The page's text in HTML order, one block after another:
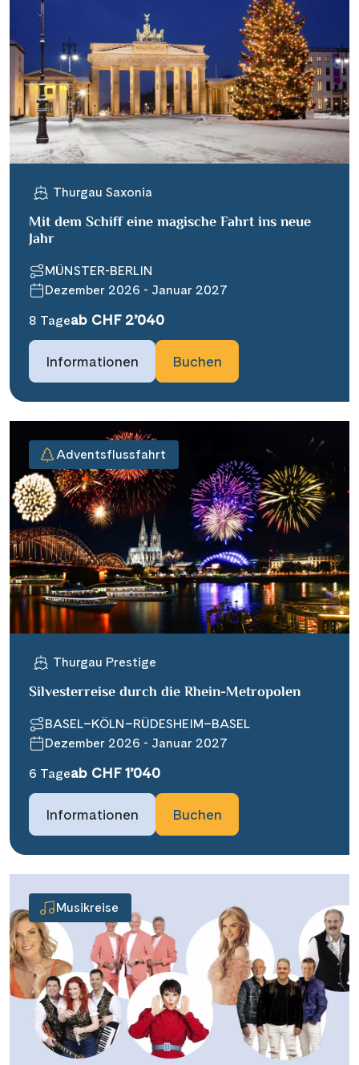
Thurgau Saxonia
Mit dem Schiff eine magische Fahrt ins neue
Jahr
MÜNSTER-BERLIN
Dezember 2026 - Januar 2027
8 Tageab CHF 2’040
Informationen Buchen
Adventsflussfahrt
Thurgau Prestige
Silvesterreise durch die Rhein-Metropolen
BASEL–KÖLN–RÜDESHEIM–BASEL
Dezember 2026 - Januar 2027
6 Tageab CHF 1’040
Informationen Buchen
Musikreise